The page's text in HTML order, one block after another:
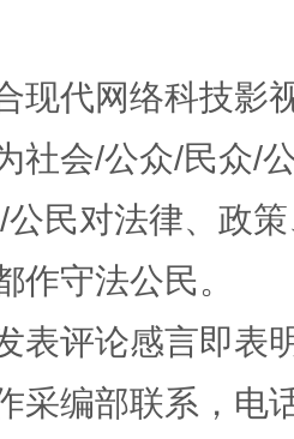
现代网络科技影
社会/公众/民众/
公民对法律、政
作守法公民。
表评论感言即表
采编部联系，电